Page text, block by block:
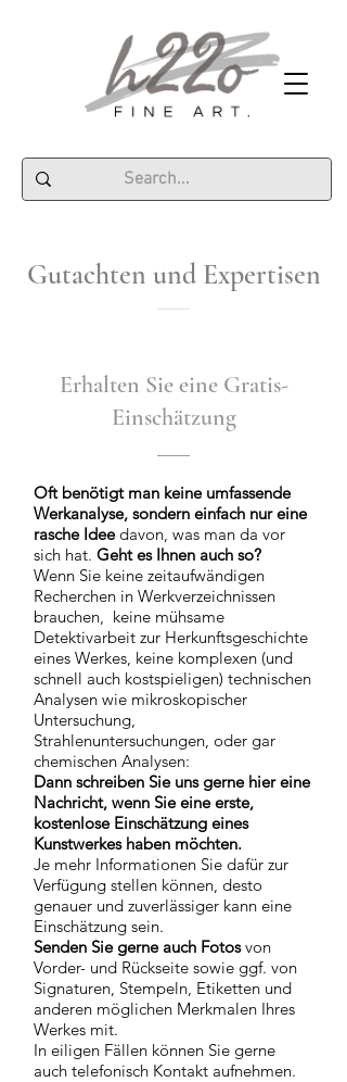
Gutachten und Expertisen
Erhalten Sie eine Gratis-
Einschätzung
Oft benötigt man keine umfassende
Werkanalyse, sondern einfach nur eine
rasche Ideedavon, was man da vor
sich hat. Geht es Ihnen auch so?
Wenn Sie keine zeitaufwändigen
Recherchen in Werkverzeichnissen
brauchen, keine mühsame
Detektivarbeit zur Herkunftsgeschichte
eines Werkes, keine komplexen (und
schnell auch kostspieligen) technischen
Analysen wie mikroskopischer
Untersuchung,
Strahlenuntersuchungen, oder gar
chemischen Analysen:
Dann schreiben Sie uns gerne hier eine
Nachricht, wenn Sie eineerste,
kostenlose Einschätzung eines
Kunstwerkes haben möchten.
Je mehr Informationen Sie dafür zur
Verfügung stellen können, desto
genauer und zuverlässiger kann eine
Einschätzung sein.
Senden Sie gerne auch Fotosvon
Vorder- und Rückseite sowie ggf. von
Signaturen, Stempeln, Etiketten und
anderen möglichen Merkmalen Ihres
Werkes mit.
In eiligen Fällen können Sie gerne
auch telefonisch Kontakt aufnehmen.